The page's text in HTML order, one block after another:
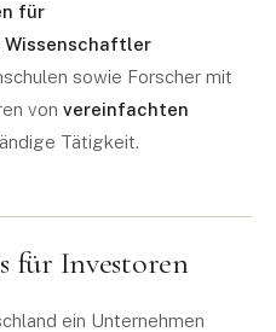
für
Wissenschaftler
sowie Forscher mit
von vereinfachten
Tätigkeit.
für Investoren
ein Unternehmen